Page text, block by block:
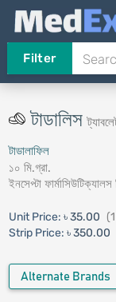
Filter
টাডালিস
টাডালাফিল
১০ মি.গ্রা.
ইনসেপ্টা ফার্মাসিউটিক্যালস
Unit Price: ৳ 35.00
Strip Price: ৳ 350.00
Alternate Brands